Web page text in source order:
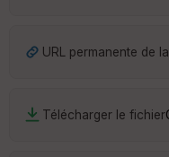
URL permanente de
Télécharger le fichier